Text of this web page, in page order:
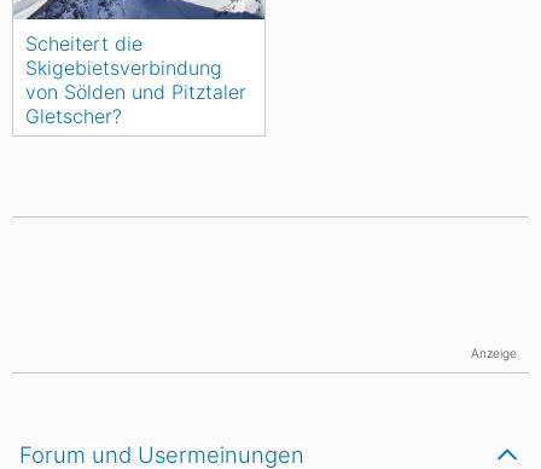
Scheitert die
Skigebietsverbindung
von Sölden und Pitztaler
Gletscher?
Forum und Usermeinungen
Anzeige